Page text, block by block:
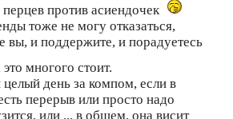
перцев против асиендочек
тоже не могу отказаться,
вы, и поддержите, и порадуетесь
это многого стоит.
день за компом, если в
перерыв или просто надо
или ... в общем, она висит